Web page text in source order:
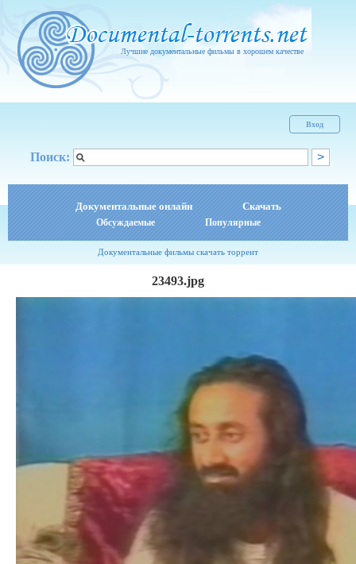
Лучшие документальные фильмы в хорошем качестве
Вход
Поиск:
Документальные онлайн Скачать
Обсуждаемые Популярные
Документальные фильмы скачать торрент
23493.jpg